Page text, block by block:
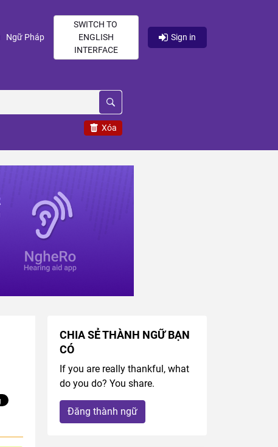
(current)
Ngữ Pháp(current)
SWITCH TO
ENGLISH
INTERFACE
Sign in
Xóa
CHIA SẺ THÀNH NGỮ BẠN
CÓ
If you are really thankful, what
do you do? You share.
Đăng thành ngữ